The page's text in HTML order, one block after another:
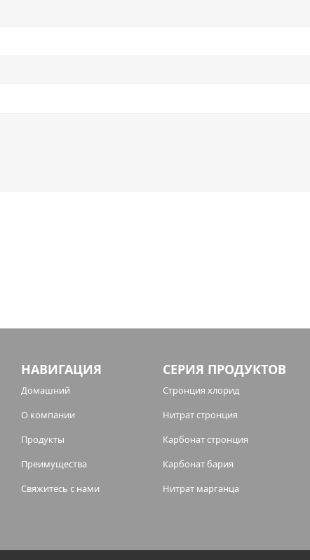
НАВИГАЦИЯ
Домашний
О компании
Продукты
Преимущества
Свяжитесь с нами
СЕРИЯ ПРОДУКТОВ
Стронция хлорид
Нитрат стронция
Карбонат стронция
Карбонат бария
Нитрат марганца